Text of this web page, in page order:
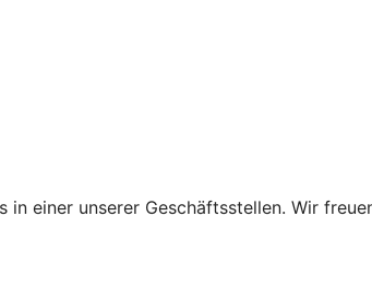
einer unserer Geschäftsstellen. Wir